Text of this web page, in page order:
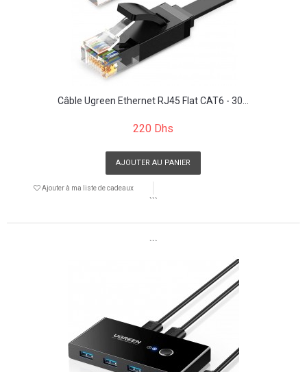
Câble Ugreen Ethernet RJ45 Flat CAT6 - 30...
220 Dhs
AJOUTER AU PANIER
Ajouter à ma liste de cadeaux
```
```